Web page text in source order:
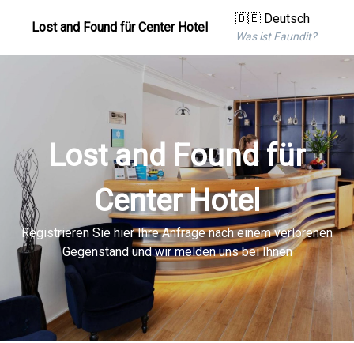
Lost and Found für Center Hotel
🇩🇪 Deutsch
Was ist Faundit?
Lost and Found für
Center Hotel
Registrieren Sie hier Ihre Anfrage nach einem verlorenen
Gegenstand und wir melden uns bei Ihnen